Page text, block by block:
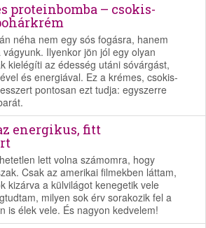
proteinbomba – csokis-
néha nem egy sós fogásra, hanem
Ilyenkor jön jól egy olyan
kielégíti az édesség utáni sóvárgást,
és energiával. Ez a krémes, csokis-
pontosan ezt tudja: egyszerre
energikus, fitt
lett volna számomra, hogy
Csak az amerikai filmekben láttam,
kizárva a külvilágot kenegetik vele
milyen sok érv sorakozik fel a
is élek vele. És nagyon kedvelem!